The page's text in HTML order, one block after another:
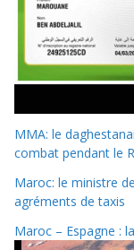
MMA: le
combat pendant le
Maroc: le ministre
agréments de taxis
Maroc – Espagne :